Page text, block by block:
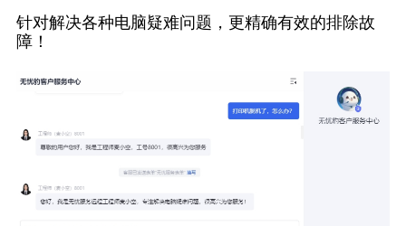
针对解决各种电脑疑难问题，更精确有效的排除故
障！